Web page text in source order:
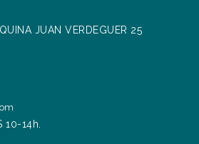
JUAN VERDEGUER 25
10-14h.